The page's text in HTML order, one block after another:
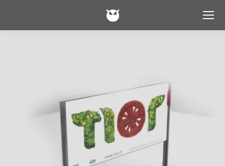
Campagna pubblicitaria